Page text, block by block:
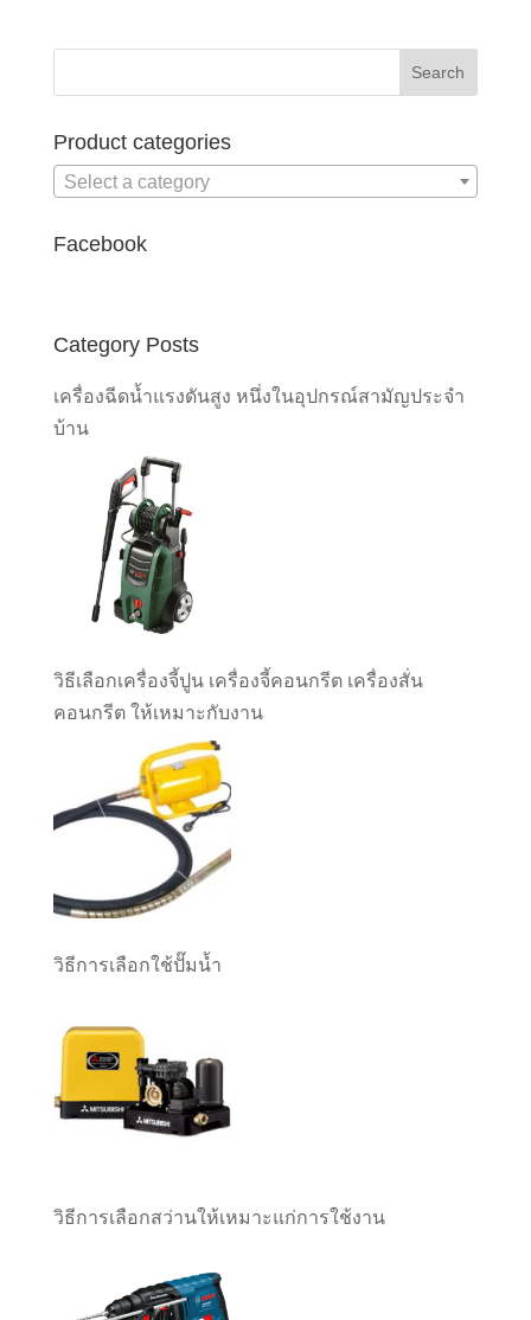
Product categories
Select a category
Facebook
Category Posts
เครื่องฉีดน้ำแรงดันสูง หนึ่งในอุปกรณ์สามัญประจำ
บ้าน
วิธีเลือกเครื่องจี้ปูน เครื่องจี้คอนกรีต เครื่องสั่น
คอนกรีต ให้เหมาะกับงาน
วิธีการเลือกใช้ปั๊มน้ำ
วิธีการเลือกสว่านให้เหมาะแก่การใช้งาน